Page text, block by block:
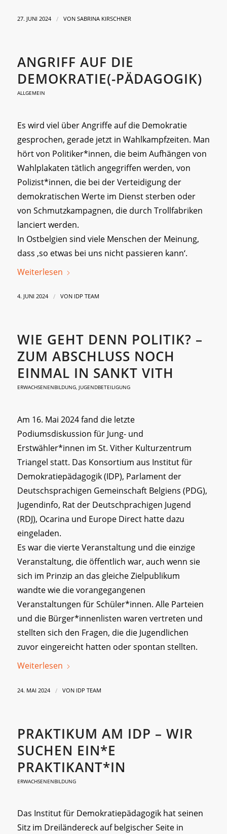
27. JUNI 2024 / VON SABRINA KIRSCHNER
ANGRIFF AUF DIE
DEMOKRATIE(-PÄDAGOGIK)
ALLGEMEIN
Es wird viel über Angriffe auf die Demokratie
gesprochen, gerade jetzt in Wahlkampfzeiten. Man
hört von Politiker*innen, die beim Aufhängen von
Wahlplakaten tätlich angegriffen werden, von
Polizist*innen, die bei der Verteidigung der
demokratischen Werte im Dienst sterben oder
von Schmutzkampagnen, die durch Trollfabriken
lanciert werden.
In Ostbelgien sind viele Menschen der Meinung,
dass ‚so etwas bei uns nicht passieren kann‘.
Weiterlesen
4. JUNI 2024 / VON IDP TEAM
WIE GEHT DENN POLITIK? –
ZUM ABSCHLUSS NOCH
EINMAL IN SANKT VITH
ERWACHSENENBILDUNG, JUGENDBETEILIGUNG
Am 16. Mai 2024 fand die letzte
Podiumsdiskussion für Jung- und
Erstwähler*innen im St. Vither Kulturzentrum
Triangel statt. Das Konsortium aus Institut für
Demokratiepädagogik (IDP), Parlament der
Deutschsprachigen Gemeinschaft Belgiens (PDG),
Jugendinfo, Rat der Deutschprachigen Jugend
(RDJ), Ocarina und Europe Direct hatte dazu
eingeladen.
Es war die vierte Veranstaltung und die einzige
Veranstaltung, die öffentlich war, auch wenn sie
sich im Prinzip an das gleiche Zielpublikum
wandte wie die vorangegangenen
Veranstaltungen für Schüler*innen. Alle Parteien
und die Bürger*innenlisten waren vertreten und
stellten sich den Fragen, die die Jugendlichen
zuvor eingereicht hatten oder spontan stellten.
Weiterlesen
24. MAI 2024 / VON IDP TEAM
PRAKTIKUM AM IDP – WIR
SUCHEN EIN*E
PRAKTIKANT*IN
ERWACHSENENBILDUNG
Das Institut für Demokratiepädagogik hat seinen
Sitz im Dreiländereck auf belgischer Seite in